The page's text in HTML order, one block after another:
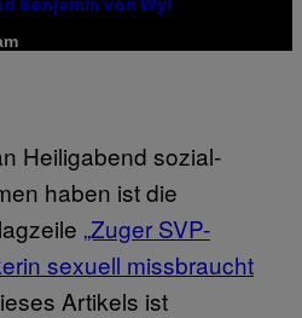
Benjamin von Wyl
Heiligabend sozial-
haben ist die
„Zuger SVP-
sexuell missbraucht
Artikels ist